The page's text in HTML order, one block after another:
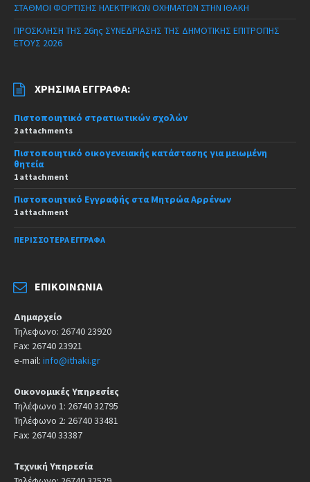
ΣΤΑΘΜΟΙ ΦΟΡΤΙΣΗΣ ΗΛΕΚΤΡΙΚΩΝ ΟΧΗΜΑΤΩΝ ΣΤΗΝ ΙΘΑΚΗ
ΠΡΟΣΚΛΗΣΗ ΤΗΣ 26ης ΣΥΝΕΔΡΙΑΣΗΣ ΤΗΣ ΔΗΜΟΤΙΚΗΣ ΕΠΙΤΡΟΠΗΣ
ΕΤΟΥΣ 2026
ΧΡΉΣΙΜΑ ΈΓΓΡΑΦΑ:
Πιστοποιητικό στρατιωτικών σχολών
2 attachments
Πιστοποιητικό οικογενειακής κατάστασης για μειωμένη
θητεία
1 attachment
Πιστοποιητικό Εγγραφής στα Μητρώα Αρρένων
1 attachment
ΠΕΡΙΣΣΌΤΕΡΑ ΈΓΓΡΑΦΑ
ΕΠΙΚΟΙΝΩΝΊΑ
Δημαρχείο
Τηλεφωνο: 26740 23920
Fax: 26740 23921
e-mail: info@ithaki.gr
Οικονομικές Υπηρεσίες
Τηλέφωνο 1: 26740 32795
Τηλέφωνο 2: 26740 33481
Fax: 26740 33387
Τεχνική Υπηρεσία